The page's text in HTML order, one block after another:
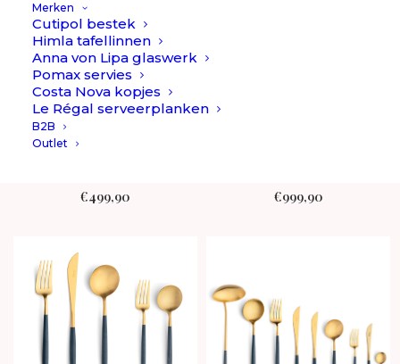
Merken
Cutipol bestek
Himla tafellinnen
Anna von Lipa glaswerk
Pomax servies
Costa Nova kopjes
Le Régal serveerplanken
B2B
Outlet
Goa - Blauw/Goud -
Bestekset 24-delig //
€499,90 €999,90